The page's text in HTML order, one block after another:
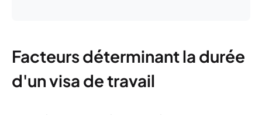
Facteurs déterminant la durée
d'un visa de travail